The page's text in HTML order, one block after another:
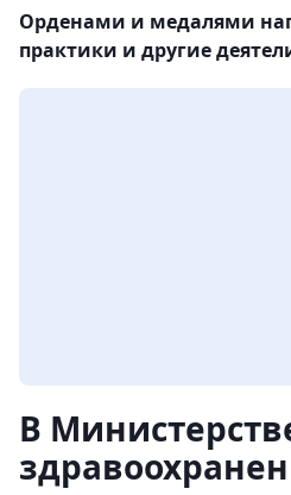
Орденами и медалями
практики и другие
В